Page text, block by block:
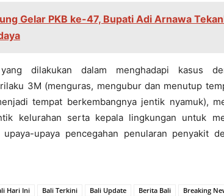
Gelar PKB ke-47, Bupati Adi Arnawa
dilakukan dalam menghadapi kasus
3M (menguras, mengubur dan menutup
tempat berkembangnya jentik nyamuk),
kelurahan serta kepala lingkungan untuk
upaya pencegahan penularan penyakit
Hari Ini Bali Terkini Bali Update Berita Bali Breaking